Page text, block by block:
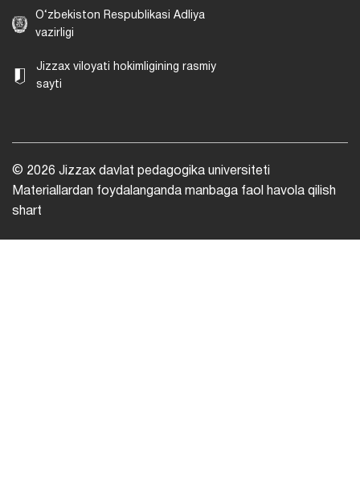
O‘zbekiston Respublikasi Adliya
vazirligi
Jizzax viloyati hokimligining rasmiy
sayti
© 2026 Jizzax davlat pedagogika universiteti
Materiallardan foydalanganda manbaga faol havola qilish
shart